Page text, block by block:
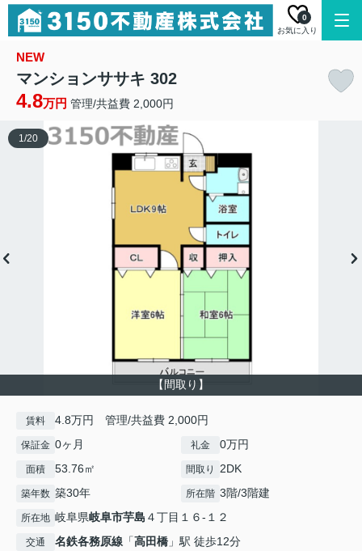
お気に入り
0
NEW
マンションササキ 302
4.8万円 管理/共益費 2,000円
【間取り】
1/20
賃料 4.8万円 管理/共益費 2,000円
保証金 0ヶ月 礼金 0万円
面積 53.76㎡ 間取り 2DK
築年数 築30年 所在階 3階/3階建
所在地 岐阜県岐阜市芋島 ４丁目１６-１２
交通 名鉄各務原線 「高田橋 」駅 徒歩12分